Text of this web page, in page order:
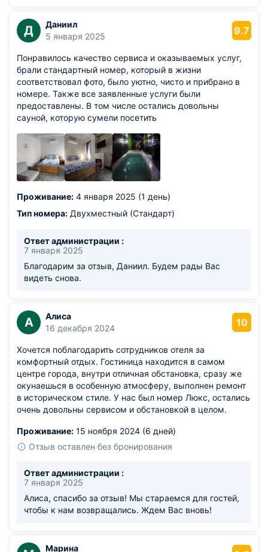
Д
Даниил
5 января 2025
9.7
Понравилось качество сервиса и оказываемых услуг,
брали стандартный номер, который в жизни
соответствовал фото, было уютно, чисто и прибрано в
номере. Также все заявленные услуги были
предоставлены. В том числе остались довольны
сауной, которую сумели посетить
Проживание: 4 января 2025 (1 день)
Тип номера: Двухместный (Стандарт)
Ответ администрации :
7 января 2025
Благодарим за отзыв, Даниил. Будем рады Вас
видеть снова.
А
Алиса
16 декабря 2024
10
Хочется поблагодарить сотрудников отеля за
комфортный отдых. Гостиница находится в самом
центре города, внутри отличная обстановка, сразу же
окунаешься в особенную атмосферу, выполнен ремонт
в историческом стиле. У нас был номер Люкс, остались
очень довольны сервисом и обстановкой в целом.
Проживание: 15 ноября 2024 (6 дней)
Отзыв оставлен без бронирования
Ответ администрации :
7 января 2025
Алиса, спасибо за отзыв! Мы стараемся для гостей,
чтобы к нам возвращались. Ждем Вас вновь!
Марина